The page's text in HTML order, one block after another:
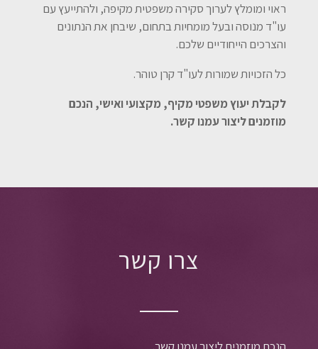
ראוי ומומלץ לערוך סקירה משפטית מקיפה, ולהתייעץ עם
עו"ד מנוסה ובעל מומחיות בתחום, שיבחן את הנתונים
והצרכים הייחודיים שלכם.
כל הזכויות שמורות לעו"ד קרן טוהר.
לקבלת יעוץ משפטי מקיף, מקצועי ואישי, הנכם
מוזמנים ליצור עמנו קשר.
צרו קשר